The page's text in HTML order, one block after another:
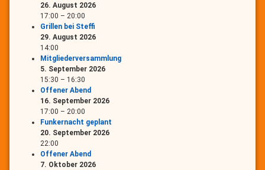
26. August 2026
17:00 – 20:00
Grillen bei Steffi
29. August 2026
14:00
Mitgliederversammlung
5. September 2026
15:30 – 16:30
Offener Abend
16. September 2026
17:00 – 20:00
Funkernacht geplant
20. September 2026
22:00
Offener Abend
7. Oktober 2026